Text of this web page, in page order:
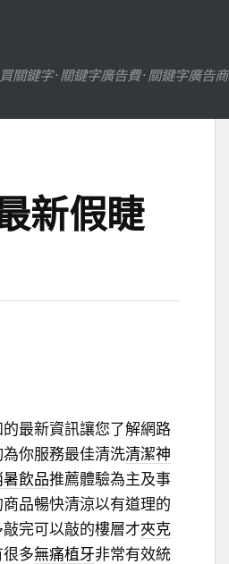
鍵字 · 關鍵字廣告費 · 關鍵字廣告商
新假睫
最新資訊讓您了解網路
你服務最佳清洗清潔神
飲品推薦體驗為主及事
品暢快清涼以有道理的
完可以敲的樓層才夾克
多無痛植牙非常有效統